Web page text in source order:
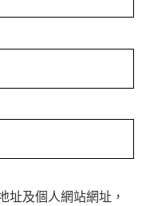
址及個人網站網址，